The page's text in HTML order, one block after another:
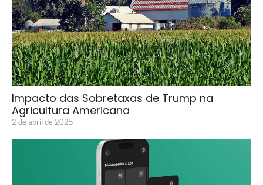
Impacto das Sobretaxas de Trump na
Agricultura Americana
2 de abril de 2025